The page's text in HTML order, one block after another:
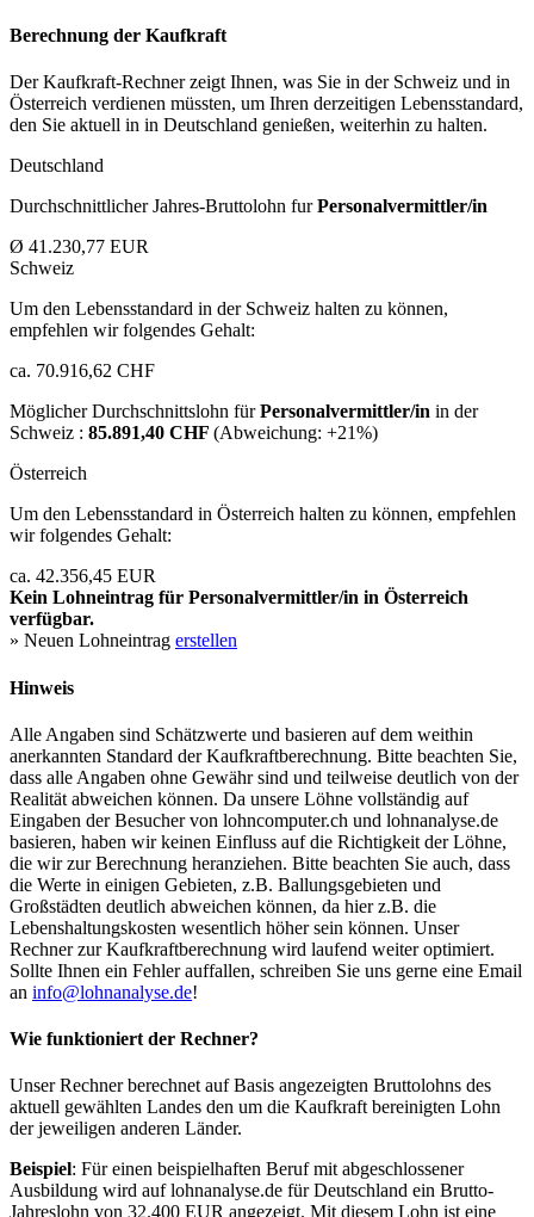
Berechnung der Kaufkraft
Der Kaufkraft-Rechner zeigt Ihnen, was Sie in der Schweiz und in
Österreich verdienen müssten, um Ihren derzeitigen Lebensstandard,
den Sie aktuell in in Deutschland genießen, weiterhin zu halten.
Deutschland
Durchschnittlicher Jahres-Bruttolohn furPersonalvermittler/in
Ø 41.230,77 EUR
Schweiz
Um den Lebensstandard in der Schweiz halten zu können,
empfehlen wir folgendes Gehalt:
ca. 70.916,62 CHF
Möglicher Durchschnittslohn fürPersonalvermittler/in in der
Schweiz : 85.891,40 CHF (Abweichung: +21%)
Österreich
Um den Lebensstandard in Österreich halten zu können, empfehlen
wir folgendes Gehalt:
ca. 42.356,45 EUR
Kein Lohneintrag für Personalvermittler/in in Österreich
verfügbar.
» Neuen Lohneintrag erstellen
Hinweis
Alle Angaben sind Schätzwerte und basieren auf dem weithin
anerkannten Standard der Kaufkraftberechnung. Bitte beachten Sie,
dass alle Angaben ohne Gewähr sind und teilweise deutlich von der
Realität abweichen können. Da unsere Löhne vollständig auf
Eingaben der Besucher von lohncomputer.ch und lohnanalyse.de
basieren, haben wir keinen Einfluss auf die Richtigkeit der Löhne,
die wir zur Berechnung heranziehen. Bitte beachten Sie auch, dass
die Werte in einigen Gebieten, z.B. Ballungsgebieten und
Großstädten deutlich abweichen können, da hier z.B. die
Lebenshaltungskosten wesentlich höher sein können. Unser
Rechner zur Kaufkraftberechnung wird laufend weiter optimiert.
Sollte Ihnen ein Fehler auffallen, schreiben Sie uns gerne eine Email
an info@lohnanalyse.de!
Wie funktioniert der Rechner?
Unser Rechner berechnet auf Basis angezeigten Bruttolohns des
aktuell gewählten Landes den um die Kaufkraft bereinigten Lohn
der jeweiligen anderen Länder.
Beispiel: Für einen beispielhaften Beruf mit abgeschlossener
Ausbildung wird auf lohnanalyse.de für Deutschland ein Brutto-
Jahreslohn von 32.400 EUR angezeigt. Mit diesem Lohn ist eine